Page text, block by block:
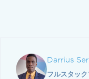
Darrius
フルスタッ